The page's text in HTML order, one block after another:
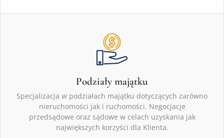
Podziały majątku
Specjalizacja w podziałach majątku dotyczących zarówno
nieruchomości jak i ruchomości. Negocjacje
przedsądowe oraz sądowe w celach uzyskania jak
największych korzyści dla Klienta.